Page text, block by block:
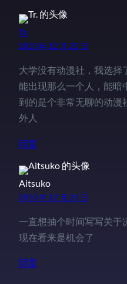
Tr.
2010 年 12 月 20 日
大学没有动漫社，我选择
能出现那么一个人，能暗
到的是个非常无聊的动漫
外人
回复
Aitsuko
2010 年 12 月 22 日
一直想抽个时间写写关于
现在看来是机会了
回复